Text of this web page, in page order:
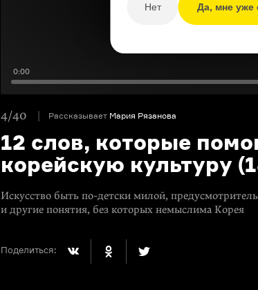
Нет Да, мне уже
0:00
4/40 Рассказывает Мария Рязанова
12 слов, которые
корейскую культуру
Искусство быть по-детски милой,
и другие понятия, без которых немыслима Корея
Поделиться: